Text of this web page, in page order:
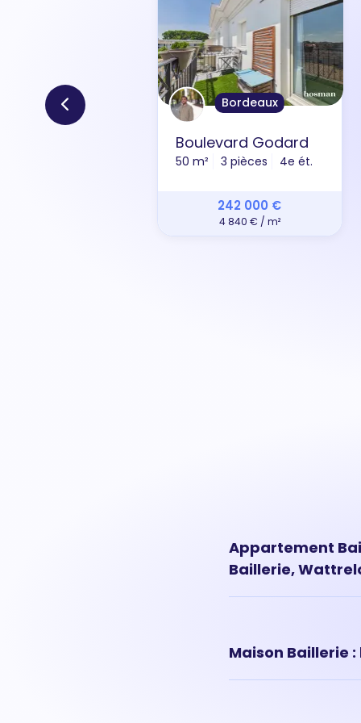
Bordeaux
Boulevard Godard
50 m² 3 pièces 4e ét.
242 000 €
4 840 € / m²
Appartement
Baillerie,
Maison Baillerie